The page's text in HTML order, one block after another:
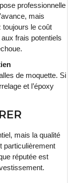
professionnelle
mais
toujours le coût
frais potentiels
de moquette. Si
et l’époxy
mais la qualité
particulièrement
réputée est